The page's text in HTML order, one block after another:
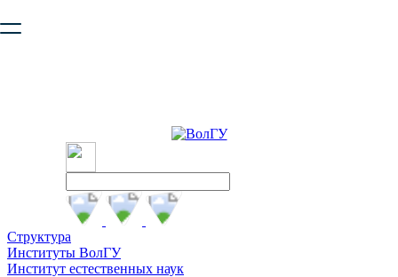
безопасную работу с сайтом. Пожалуйста
Структура
Институты ВолГУ
Институт естественных наук